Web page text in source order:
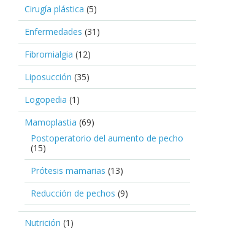
Cirugía plástica (5)
Enfermedades (31)
Fibromialgia (12)
Liposucción (35)
Logopedia (1)
Mamoplastia (69)
Postoperatorio del aumento de pecho
(15)
Prótesis mamarias (13)
Reducción de pechos (9)
Nutrición (1)